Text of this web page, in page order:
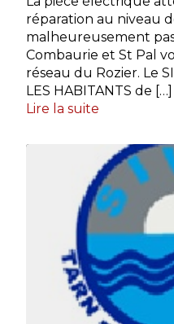
réparation au niveau
malheureusement
Combaurie et St Pal
réseau du Rozier. Le
LES HABITANTS de […]
Lire la suite